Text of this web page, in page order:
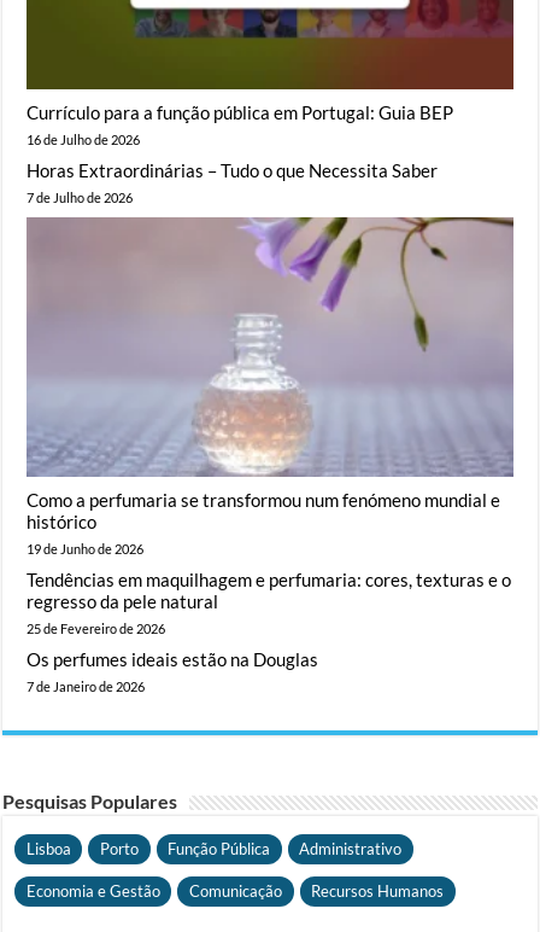
Currículo para a função pública em Portugal: Guia BEP
16 de Julho de 2026
Horas Extraordinárias – Tudo o que Necessita Saber
7 de Julho de 2026
Como a perfumaria se transformou num fenómeno mundial e
histórico
19 de Junho de 2026
Tendências em maquilhagem e perfumaria: cores, texturas e o
regresso da pele natural
25 de Fevereiro de 2026
Os perfumes ideais estão na Douglas
7 de Janeiro de 2026
Pesquisas Populares
Lisboa Porto Função Pública Administrativo
Economia e Gestão Comunicação Recursos Humanos